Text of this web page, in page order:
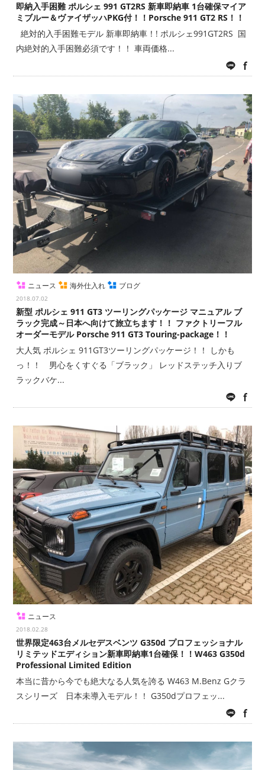
即納入手困難 ポルシェ 991 GT2RS 新車即納車 1台確保マイア
ミブルー＆ヴァイザッハPKG付！！Porsche 911 GT2 RS！！
絶対的入手困難モデル 新車即納車！! ポルシェ991GT2RS 国
内絶対的入手困難必須です！！ 車両価格...
LINE
ニュース 海外仕入れ ブログ
2018.07.02
新型 ポルシェ 911 GT3 ツーリングパッケージ マニュアル ブ
ラック完成～日本へ向けて旅立ちます！！ ファクトリーフル
オーダーモデル Porsche 911 GT3 Touring-package！！
大人気 ポルシェ 911GT3ツーリングパッケージ！！ しかも
っ！！ 男心をくすぐる「ブラック」 レッドステッチ入りブ
ラックバケ...
LINE
ニュース
2018.02.28
世界限定463台メルセデスベンツ G350d プロフェッショナル
リミテッドエディション新車即納車1台確保！！W463 G350d
Professional Limited Edition
本当に昔から今でも絶大なる人気を誇る W463 M.Benz Gクラ
スシリーズ 日本未導入モデル！！ G350dプロフェッ...
LINE